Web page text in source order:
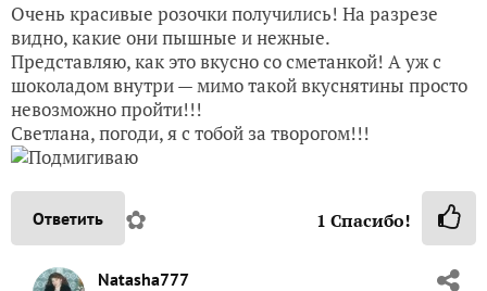
Очень красивые розочки получились! На разрезе
видно, какие они пышные и нежные.
Представляю, как это вкусно со сметанкой! А уж с
шоколадом внутри — мимо такой вкуснятины просто
невозможно пройти!!!
Светлана, погоди, я с тобой за творогом!!!
Ответить ✿ 1 Спасибо!
Natasha777